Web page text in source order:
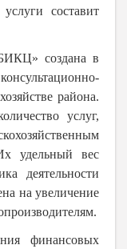
составит
создана в
района.
услуг,
удельный вес
деятельности
на увеличение
финансовых